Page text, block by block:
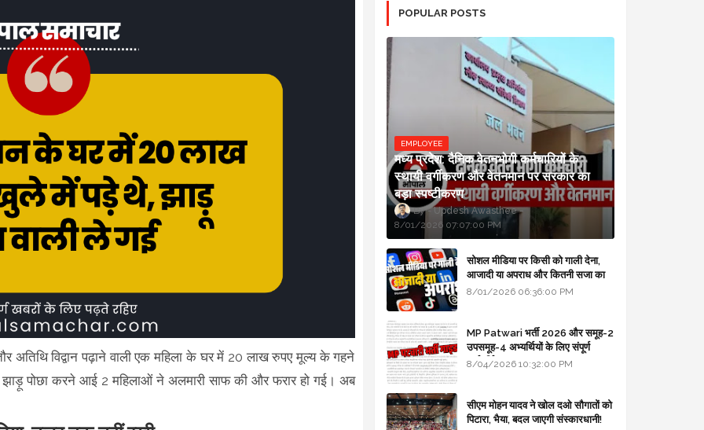
अतिथि विद्वान पढ़ाने वाली एक महिला के घर में 20 लाख रुपए मूल्य के गहने
पोछा करने आई 2 महिलाओं ने अलमारी साफ की और फरार हो गई। अब
POPULAR POSTS
EMPLOYEE
मध्य प्रदेश: दैनिक वेतनभोगी कर्मचारियों के
स्थायी वर्गीकरण और वेतनमान पर सरकार का
बड़ा स्पष्टीकरण
Updesh Awasthee
8/01/2026 07:07:00 PM
सोशल मीडिया पर किसी को गाली देना,
आजादी या अपराध और कितनी सजा का
प्रावधान - free legal advice
8/01/2026 06:36:00 PM
MP Patwari भर्ती 2026 और समूह-2
उपसमूह-4 अभ्यर्थियों के लिए संपूर्ण
मार्गदर्शिका
8/04/2026 10:32:00 PM
सीएम मोहन यादव ने खोल दओ सौगातों को
पिटारा, भैया, बदल जाएगी संस्कारधानी!